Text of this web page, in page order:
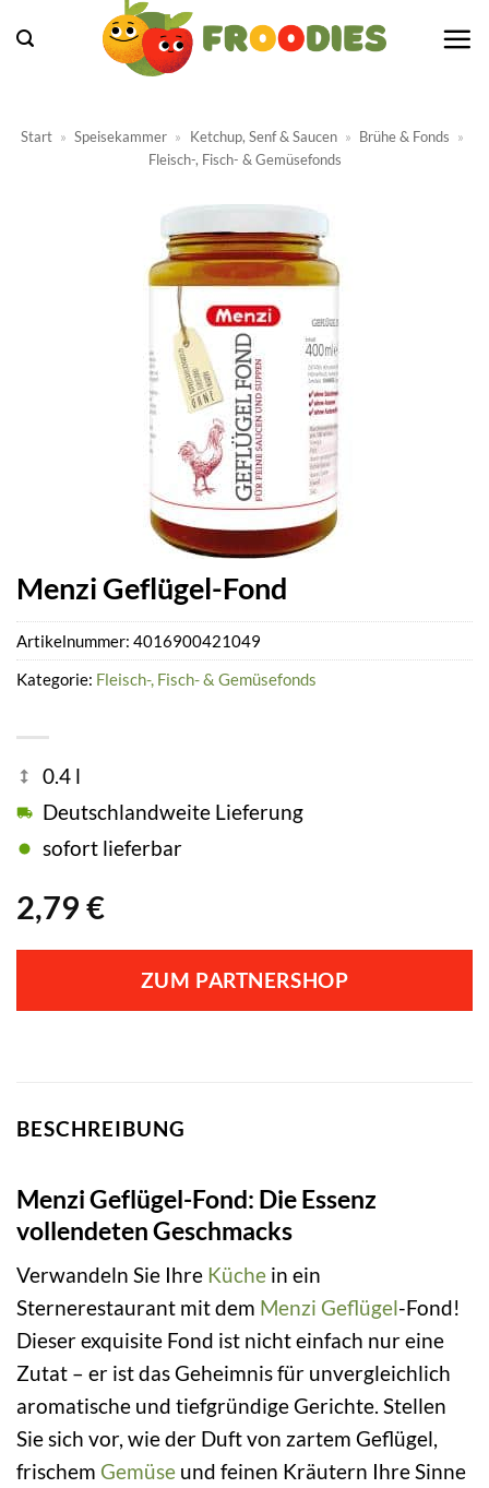
Inhalt
Start » Speisekammer » Ketchup, Senf & Saucen » Brühe & Fonds »
Fleisch-, Fisch- & Gemüsefonds
Menzi Geflügel-Fond
2,79 €
0.4 l
Deutschlandweite Lieferung
sofort lieferbar
ZUM PARTNERSHOP
Artikelnummer: 4016900421049
Kategorie: Fleisch-, Fisch- & Gemüsefonds
BESCHREIBUNG
Menzi Geflügel-Fond: Die Essenz
vollendeten Geschmacks
Verwandeln Sie Ihre Küche in ein
Sternerestaurant mit dem Menzi Geflügel-Fond!
Dieser exquisite Fond ist nicht einfach nur eine
Zutat – er ist das Geheimnis für unvergleichlich
aromatische und tiefgründige Gerichte. Stellen
Sie sich vor, wie der Duft von zartem Geflügel,
frischem Gemüse und feinen Kräutern Ihre Sinne